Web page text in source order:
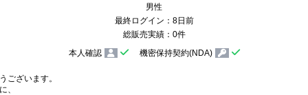
男性
最終ログイン：8日前
総販売実績：0件
本人確認
機密保持契約(NDA)
ございます。
、